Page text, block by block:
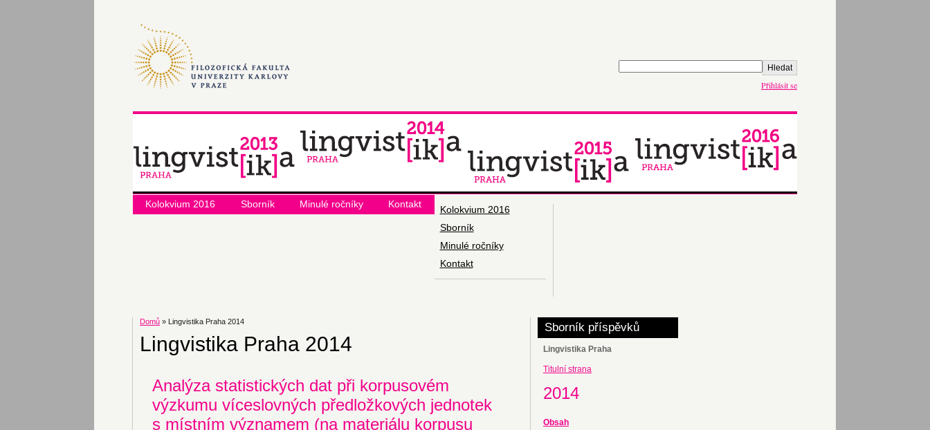
Přihlásit se
Kolokvium 2016 Sborník Minulé ročníky Kontakt
Ko­lokvi­um 2016
Sbor­ník
Mi­nu­lé roč­ní­ky
Kon­takt
Domů » Lingvistika Praha 2014
Lingvistika Praha 2014
Analýza statistických dat při korpusovém
výzkumu víceslovných předložkových jednotek
s místním významem (na materiálu korpusu
Sborník příspěvků
Lingvistika Praha
Titulní strana
2014
Obsah